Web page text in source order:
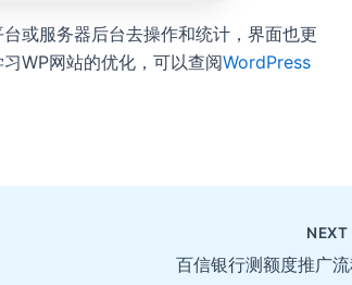
或服务器后台去操作和统计，界面也更
WP网站的优化，可以查阅WordPress
NEXT
百信银行测额度推广